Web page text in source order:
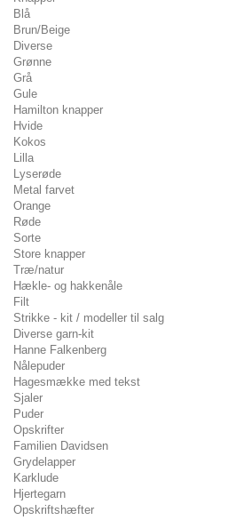
Blå
Brun/Beige
Diverse
Grønne
Grå
Gule
Hamilton knapper
Hvide
Kokos
Lilla
Lyserøde
Metal farvet
Orange
Røde
Sorte
Store knapper
Træ/natur
Hækle- og hakkenåle
Filt
Strikke - kit / modeller til salg
Diverse garn-kit
Hanne Falkenberg
Nålepuder
Hagesmække med tekst
Sjaler
Puder
Opskrifter
Familien Davidsen
Grydelapper
Karklude
Hjertegarn
Opskriftshæfter